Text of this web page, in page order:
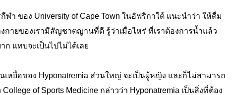
า ของ University of Cape Town ในอัฟริกาใต้ แนะนำว่า ให้ดื่ม
กายของเรามีสัญชาตญานที่ดี รู้ว่าเมื่อไหร่ ที่เราต้องการน้ำแล้ว
แทบจะเป็นไปไม่ได้เลย
เหยือของ Hyponatremia ส่วนใหญ่ จะเป็นผู้หญิง และก็ไม่สามารถ
of Sports Medicine กล่าวว่า Hyponatremia เป็นสิ่งที่ต้อง